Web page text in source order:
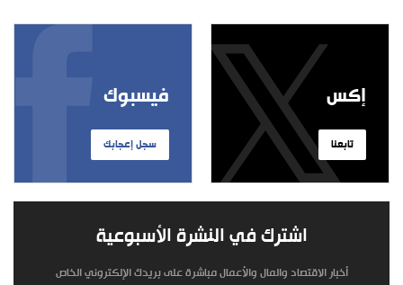
فيسبوك
سجل إعجابك
إكس
تابعنا
اشترك في النشرة الأسبوعية
أخبار الاقتصاد والمال والأعمال مباشرة على بريدك الإلكتروني الخاص